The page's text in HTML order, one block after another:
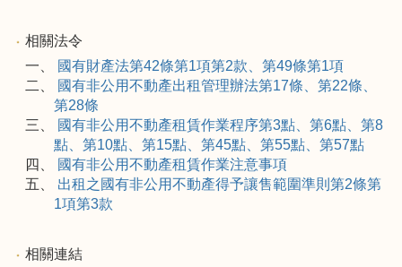
相關法令
一、
國有財產法第42條第1項第2款、第49條第1項
二、
國有非公用不動產出租管理辦法第17條、第22條、
第28條
三、
國有非公用不動產租賃作業程序第3點、第6點、第8
點、第10點、第15點、第45點、第55點、第57點
四、
國有非公用不動產租賃作業注意事項
五、 出租之國有非公用不動產得予讓售範圍準則第2條第
1項第3款
相關連結